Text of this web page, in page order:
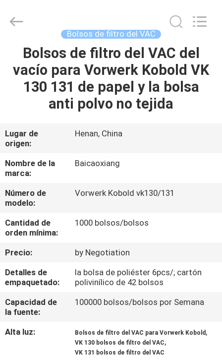
HOGAR
PRODUCTOS
NOSOTROS
VIAJE
DE
LA
FÁBRICA
CONTROL
CALIDAD
ÉNTRENOS
EN
CONTACTO
Bolsos de filtro del VAC
Bolsos de filtro del VAC del
vacío para Vorwerk Kobold VK
130 131 de papel y la bolsa
anti polvo no tejida
Lugar de
origen:
Henan, China
Nombre de la
marca:
Baicaoxiang
Número de
modelo:
Vorwerk Kobold vk130/131
Cantidad de
orden mínima:
1000 bolsos/bolsos
Precio:
by Negotiation
Detalles de
empaquetado:
la bolsa de poliéster 6pcs/; cartón
polivinílico de 42 bolsos
Capacidad de
la fuente:
100000 bolsos/bolsos por Semana
Alta luz: Bolsos de filtro del VAC para Vorwerk Kobold ,
VK 130 bolsos de filtro del VAC,
VK 131 bolsos de filtro del VAC